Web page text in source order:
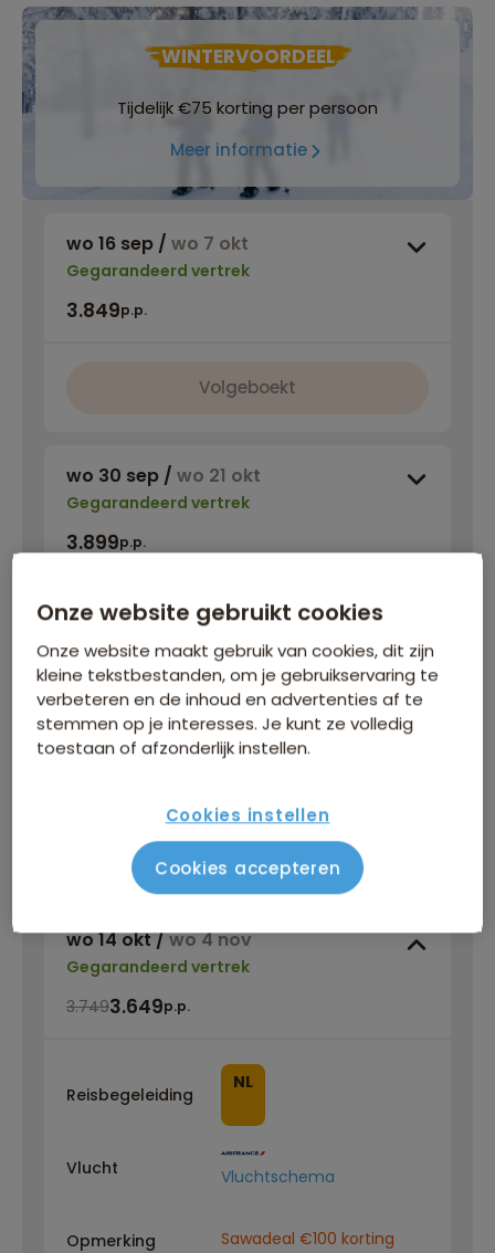
WINTERVOORDEEL
Tijdelijk €75 korting per persoon
Meer informatie
wo 16 sep / wo 7 okt
Gegarandeerd vertrek
3.849p.p.
Volgeboekt
wo 30 sep / wo 21 okt
Gegarandeerd vertrek
3.899p.p.
Volgeboekt
wo 7 okt/wo 28 okt
Gegarandeerd vertrek
wo 14 okt/wo 4 nov
Gegarandeerd vertrek
3.7493.649p.p.
Reisbegeleiding
NL
Vlucht Vluchtschema
Opmerking Sawadeal €100 korting
Onze website gebruikt cookies
Onze website maakt gebruik van cookies, dit zijn
kleine tekstbestanden, om je gebruikservaring te
verbeteren en de inhoud en advertenties af te
stemmen op je interesses. Je kunt ze volledig
toestaan of afzonderlijk instellen.
Cookies instellen
Cookies accepteren